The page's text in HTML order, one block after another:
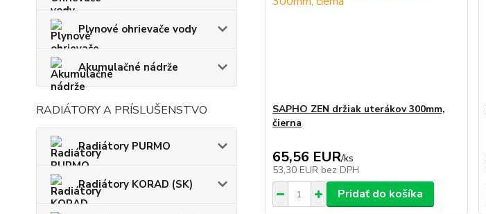
Plynové ohrievače vody
Akumulačné nádrže
RADIÁTORY A PRÍSLUŠENSTVO
Radiátory PURMO
Radiátory KORAD (SK)
SAPHO ZEN držiak uterákov 300mm,
čierna
65,56 EUR/ks
53,30 EUR bez DPH
Pridať do košíka